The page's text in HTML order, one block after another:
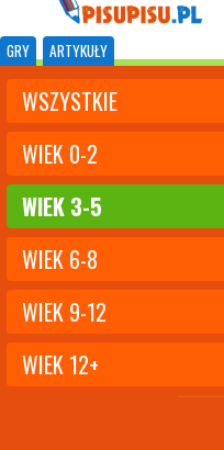
GRY ARTYKUŁY
WSZYSTKIE
WIEK 0-2
WIEK 3-5
WIEK 6-8
WIEK 9-12
WIEK 12+